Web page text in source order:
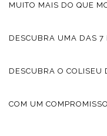
MUITO MAIS DO QUE
DESCUBRA UMA DAS 7
DESCUBRA O COLISEU
COM UM